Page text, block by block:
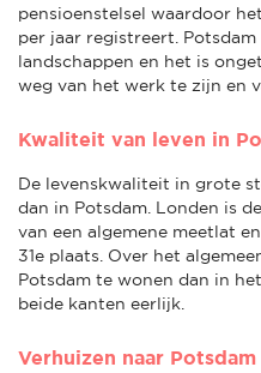
pensioenstelsel waardoor
per jaar registreert.
landschappen en het is
weg van het werk te zijn en
Kwaliteit van leven in
De levenskwaliteit in grote
dan in Potsdam. Londen is
van een algemene meetlat
31e plaats. Over het
Potsdam te wonen dan in
beide kanten eerlijk.
Verhuizen naar